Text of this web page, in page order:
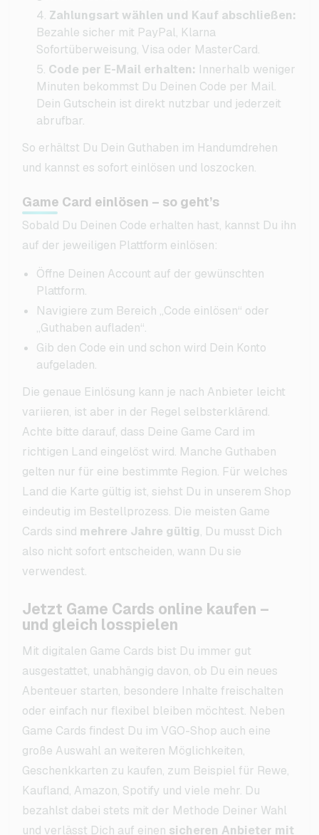
Zahlungsart wählen und Kauf abschließen:
Bezahle sicher mit PayPal, Klarna
Sofortüberweisung, Visa oder MasterCard.
Code per E-Mail erhalten: Innerhalb weniger
Minuten bekommst Du Deinen Code per Mail.
Dein Gutschein ist direkt nutzbar und jederzeit
abrufbar.
So erhältst Du Dein Guthaben im Handumdrehen
und kannst es sofort einlösen und loszocken.
Game Card einlösen – so geht’s
Sobald Du Deinen Code erhalten hast, kannst Du ihn
auf der jeweiligen Plattform einlösen:
Öffne Deinen Account auf der gewünschten
Plattform.
Navigiere zum Bereich „Code einlösen“ oder
„Guthaben aufladen“.
Gib den Code ein und schon wird Dein Konto
aufgeladen.
Die genaue Einlösung kann je nach Anbieter leicht
variieren, ist aber in der Regel selbsterklärend.
Achte bitte darauf, dass Deine Game Card im
richtigen Land eingelöst wird. Manche Guthaben
gelten nur für eine bestimmte Region. Für welches
Land die Karte gültig ist, siehst Du in unserem Shop
eindeutig im Bestellprozess. Die meisten Game
Cards sind mehrere Jahre gültig, Du musst Dich
also nicht sofort entscheiden, wann Du sie
verwendest.
Jetzt Game Cards online kaufen –
und gleich losspielen
Mit digitalen Game Cards bist Du immer gut
ausgestattet, unabhängig davon, ob Du ein neues
Abenteuer starten, besondere Inhalte freischalten
oder einfach nur flexibel bleiben möchtest. Neben
Game Cards findest Du im VGO-Shop auch eine
große Auswahl an weiteren Möglichkeiten,
Geschenkkarten zu kaufen, zum Beispiel für Rewe,
Kaufland, Amazon, Spotify und viele mehr. Du
bezahlst dabei stets mit der Methode Deiner Wahl
und verlässt Dich auf einen sicheren Anbieter mit